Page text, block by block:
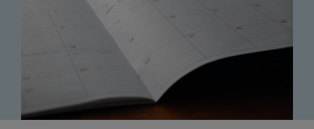
TEAM
Aktuelles